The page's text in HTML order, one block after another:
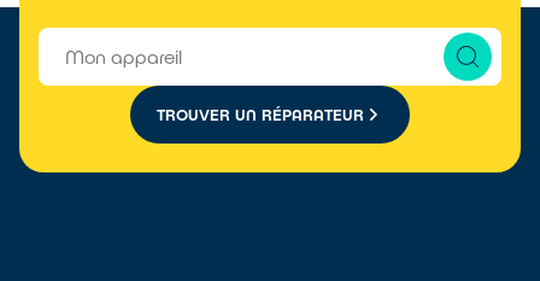
TROUVER UN RÉPARATEUR